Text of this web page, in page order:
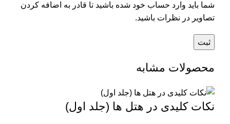
شما باید وارد حساب خود شده باشید تا قادر به اضافه کردن
تصاویر در نظرات باشید.
محصولات مشابه
نکات کلیدی در هتل ها (جلد اول)